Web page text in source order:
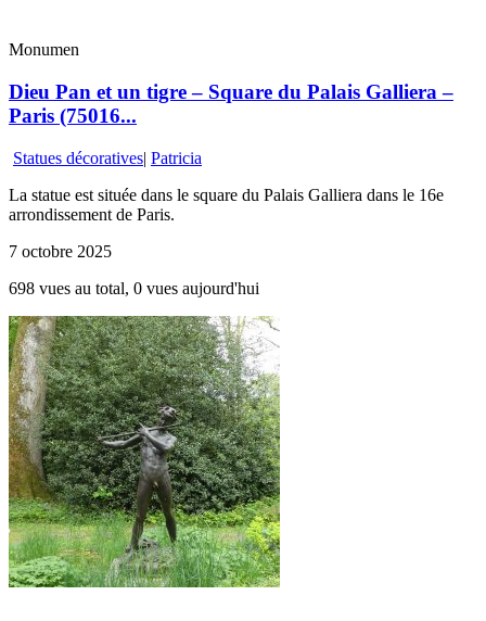
Monumen
Dieu Pan et un tigre – Square du Palais Galliera –
Paris (75016...
Statues décoratives| Patricia
La statue est située dans le square du Palais Galliera dans le 16e
arrondissement de Paris.
7 octobre 2025
698 vues au total, 0 vues aujourd'hui